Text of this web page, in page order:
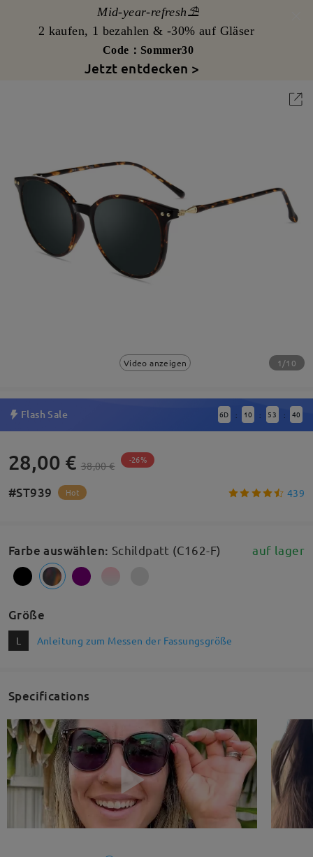
Mid-year-refresh⛱️
2 kaufen, 1 bezahlen & -30% auf Gläser
Code：Sommer30
Jetzt entdecken >
Video anzeigen 1/10
Flash Sale 6D : 10 : 53 : 40
28,00 € 38,00 € -26%
#ST939 Hot 439
Farbe auswählen: Schildpatt (C162-F) auf lager
Größe
L Anleitung zum Messen der Fassungsgröße
Specifications